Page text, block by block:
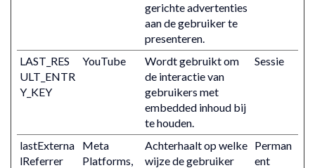
gerichte advertenties
aan de gebruiker te
presenteren.
LAST_RES
ULT_ENTR
Y_KEY
YouTube
Wordt gebruikt om
de interactie van
gebruikers met
embedded inhoud bij
te houden.
Sessie
lastExterna
lReferrer
Meta
Platforms,
Achterhaalt op welke
wijze de gebruiker
Perman
ent